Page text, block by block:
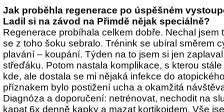
Jak proběhla regenerace po úspěšném
Ladil si na závod na Přimdě nějak speciálně?
Regenerace probíhala celkem dobře. Nechal jsem
se z toho šoku sebralo. Trénink se ubíral směrem
plavání – koupání. Týden na to jsem si jen
střeďáku. Potom nastala komplikace, s kterou
kde, ale dostala se mi nějaká infekce do
příznakem bylo postižení ucha a okamžitá
Diagnóza a doporučení: netrénovat, nechodit na
kapat 6x denně kapky a mazat kortikoidem. Vše